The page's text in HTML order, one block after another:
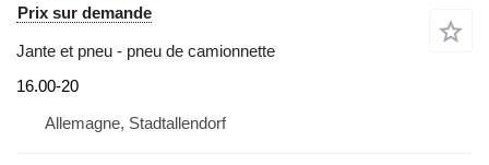
Prix sur demande
Jante et pneu - pneu de camionnette
16.00-20
Allemagne, Stadtallendorf